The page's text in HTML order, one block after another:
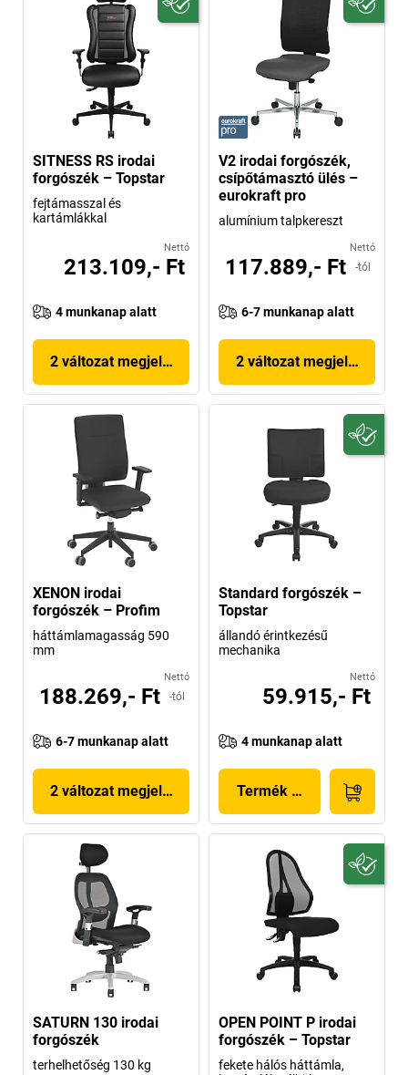
SITNESS RS irodai
forgószék – Topstar
fejtámasszal és
kartámlákkal
Nettó
213.109,- Ft
4 munkanap alatt
2 változat megjelenítése
V2 irodai forgószék,
csípőtámasztó ülés –
eurokraft pro
alumínium talpkereszt
Nettó
117.889,- Ft -tól
6-7 munkanap alatt
2 változat megjelenítése
XENON irodai
forgószék – Profim
háttámlamagasság 590
mm
Nettó
188.269,- Ft -tól
6-7 munkanap alatt
2 változat megjelenítése
Standard forgószék –
Topstar
állandó érintkezésű
mechanika
Nettó
59.915,- Ft
4 munkanap alatt
Termék megjelenítése
SATURN 130 irodai
forgószék
terhelhetőség 130 kg
OPEN POINT P irodai
forgószék – Topstar
fekete hálós háttámla,